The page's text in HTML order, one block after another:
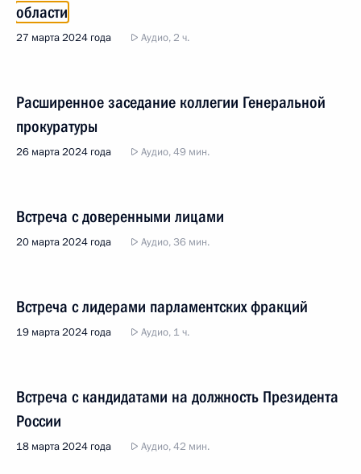
области
27 марта 2024 года Аудио, 2 ч.
Расширенное заседание коллегии Генеральной
прокуратуры
26 марта 2024 года Аудио, 49 мин.
Встреча с доверенными лицами
20 марта 2024 года Аудио, 36 мин.
Встреча с лидерами парламентских фракций
19 марта 2024 года Аудио, 1 ч.
Встреча с кандидатами на должность Президента
России
18 марта 2024 года Аудио, 42 мин.